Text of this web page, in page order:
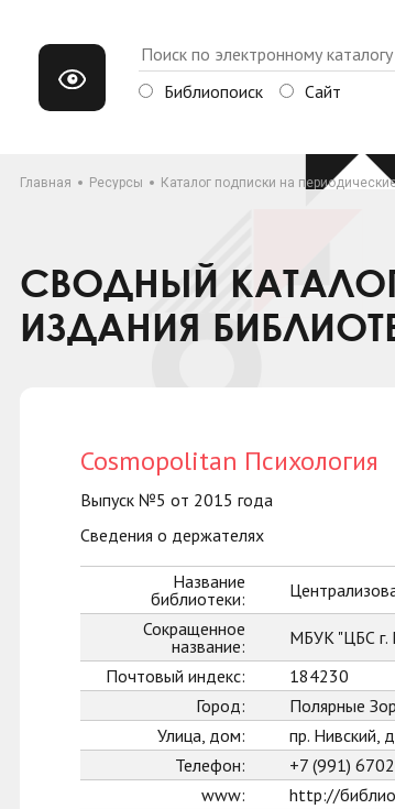
Библиопоиск Сайт
Главная Ресурсы Каталог подписки на
СВОДНЫЙ
ИЗДАНИЯ
Cosmopolitan Психология
Выпуск №5 от 2015 года
Сведения о держателях
Название
библиотеки:
Сокращенное
название:
МБУК "ЦБС г.
Почтовый индекс:
184230
Город:
Полярные
Улица, дом:
пр. Нивский,
Телефон:
+7 (991)
www:
http://